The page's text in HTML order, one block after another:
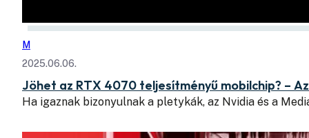
M
2025.06.06.
Jöhet az RTX 4070 teljesítményű mobilchip? –
Ha igaznak bizonyulnak a pletykák, az Nvidia és a